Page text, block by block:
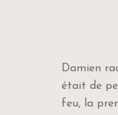
Damien
était de
feu, la